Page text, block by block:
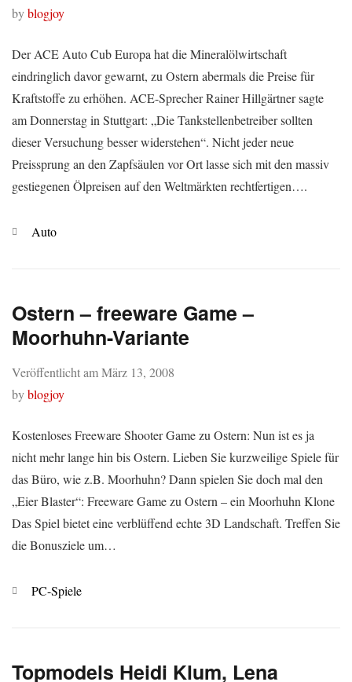
byblogjoy
Der ACE Auto Cub Europa hat die Mineralölwirtschaft
eindringlich davor gewarnt, zu Ostern abermals die Preise für
Kraftstoffe zu erhöhen. ACE-Sprecher Rainer Hillgärtner sagte
am Donnerstag in Stuttgart: „Die Tankstellenbetreiber sollten
dieser Versuchung besser widerstehen“. Nicht jeder neue
Preissprung an den Zapfsäulen vor Ort lasse sich mit den massiv
gestiegenen Ölpreisen auf den Weltmärkten rechtfertigen….
Kategorien
Auto
Ostern – freeware Game –
Moorhuhn-Variante
Veröffentlicht amMärz 13, 2008
byblogjoy
Kostenloses Freeware Shooter Game zu Ostern: Nun ist es ja
nicht mehr lange hin bis Ostern. Lieben Sie kurzweilige Spiele für
das Büro, wie z.B. Moorhuhn? Dann spielen Sie doch mal den
„Eier Blaster“: Freeware Game zu Ostern – ein Moorhuhn Klone
Das Spiel bietet eine verblüffend echte 3D Landschaft. Treffen Sie
die Bonusziele um…
Kategorien
PC-Spiele
Topmodels Heidi Klum, Lena